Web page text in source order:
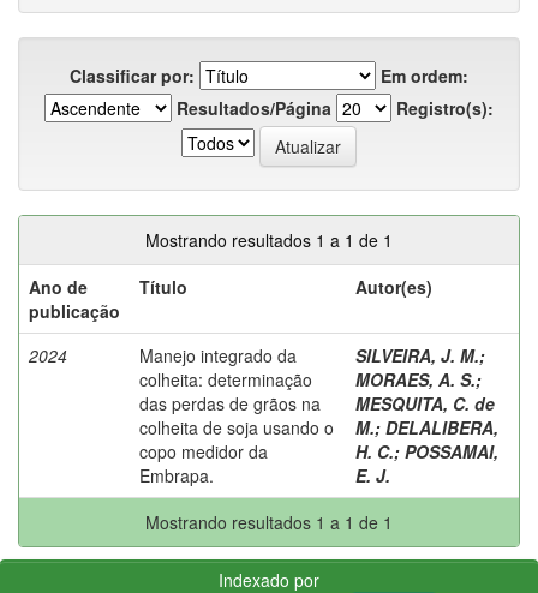
Classificar por:
Em ordem:
Resultados/Página
Registro(s):
Mostrando resultados 1 a 1 de 1
Ano de
publicação
Título Autor(es)
2024
Manejo integrado da
colheita: determinação
das perdas de grãos na
colheita de soja usando o
copo medidor da
Embrapa.
SILVEIRA, J. M.;
MORAES, A. S.;
MESQUITA, C. de
M.; DELALIBERA,
H. C.; POSSAMAI,
E. J.
Mostrando resultados 1 a 1 de 1
Indexado por